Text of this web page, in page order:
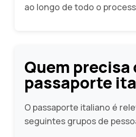
ao longo de todo o
Quem precisa
passaporte
O passaporte italiano é
seguintes grupos de